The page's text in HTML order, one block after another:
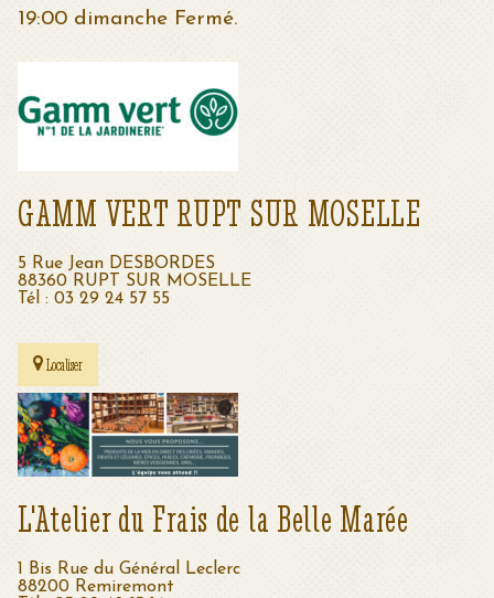
19:00 dimanche Fermé.
GAMM VERT RUPT SUR MOSELLE
5 Rue Jean DESBORDES
88360 RUPT SUR MOSELLE
Tél : 03 29 24 57 55
Localiser
L'Atelier du Frais de la Belle Marée
1 Bis Rue du Général Leclerc
88200 Remiremont